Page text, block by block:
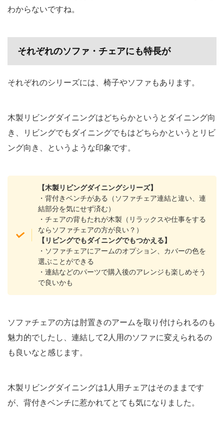
わからないですね。
それぞれのソファ・チェアにも特長が
それぞれのシリーズには、椅子やソファもあります。
木製リビングダイニングはどちらかというとダイニング向
き、リビングでもダイニングでもはどちらかというとリビ
ング向き、というような印象です。
【木製リビングダイニングシリーズ】
・背付きベンチがある（ソファチェア連結と違い、連
結部分を気にせず済む）
・チェアの背もたれが木製（リラックスや仕事をする
ならソファチェアの方が良い？）
【リビングでもダイニングでもつかえる】
・ソファチェアにアームのオプション、カバーの色を
選ぶことができる
・連結などのパーツで購入後のアレンジも楽しめそう
で良いかも
ソファチェアの方は肘置きのアームを取り付けられるのも
魅力的でしたし、連結して2人用のソファに変えられるの
も良いなと感じます。
木製リビングダイニングは1人用チェアはそのままです
が、背付きベンチに惹かれてとても気になりました。